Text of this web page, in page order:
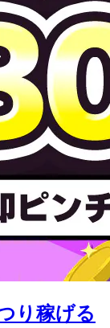
り稼げる